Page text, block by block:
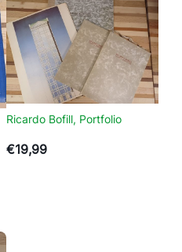
Ricardo Bofill, Portfolio
€19,99